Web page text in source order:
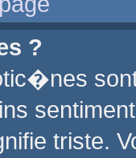
?
triste.